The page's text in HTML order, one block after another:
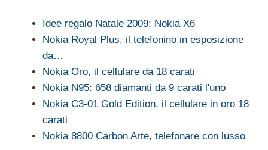
Idee regalo Natale 2009: Nokia X6
Nokia Royal Plus, il telefonino in esposizione
da…
Nokia Oro, il cellulare da 18 carati
Nokia N95: 658 diamanti da 9 carati l'uno
Nokia C3-01 Gold Edition, il cellulare in oro 18
carati
Nokia 8800 Carbon Arte, telefonare con lusso